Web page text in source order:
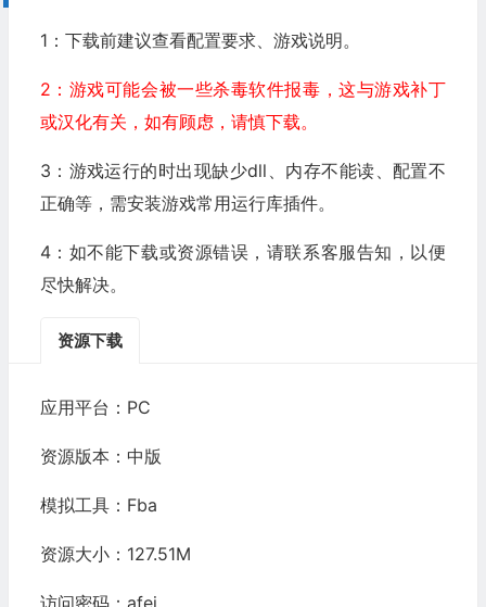
1：下载前建议查看配置要求、游戏说明。
2：游戏可能会被一些杀毒软件报毒，这与游戏补丁
或汉化有关，如有顾虑，请慎下载。
3：游戏运行的时出现缺少dll、内存不能读、配置不
正确等，需安装游戏常用运行库插件。
4：如不能下载或资源错误，请联系客服告知，以便
尽快解决。
资源下载
应用平台：PC
资源版本：中版
模拟工具：Fba
资源大小：127.51M
访问密码：afei